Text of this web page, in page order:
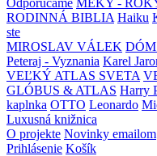
RODINNÁ BIBLIA Haiku
ste
MIROSLAV VÁLEK
Peteraj - Vyznania Karel
VEĽKÝ ATLAS SVETA
GLÓBUS & ATLAS Harry
kaplnka OTTO Leonardo
Luxusná knižnica
O projekte Novinky emailom
Prihlásenie Košík